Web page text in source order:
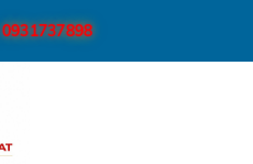
0931737898